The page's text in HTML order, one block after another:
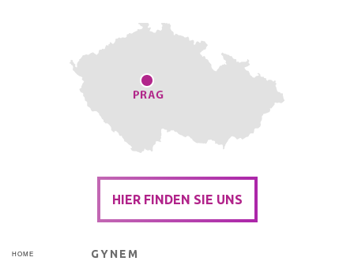
HIER FINDEN SIE UNS
HOME
GYNEM